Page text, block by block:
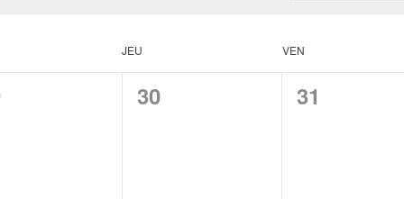
JEU VEN
0
30
0
31